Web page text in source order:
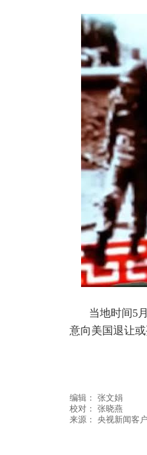
当地时间5
意向美国退让
编辑： 张文娟
校对： 张晓燕